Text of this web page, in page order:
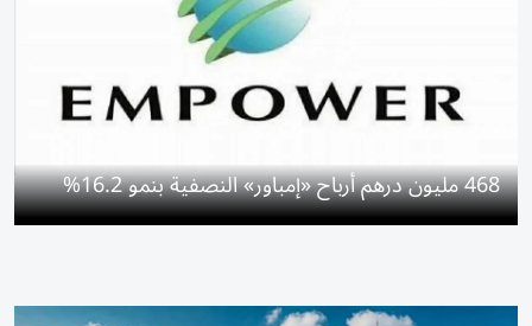
468 مليون درهم أرباح «إمباور» النصفية بنمو 16.2%